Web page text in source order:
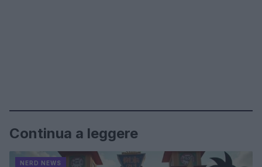
Continua a leggere
NERD NEWS